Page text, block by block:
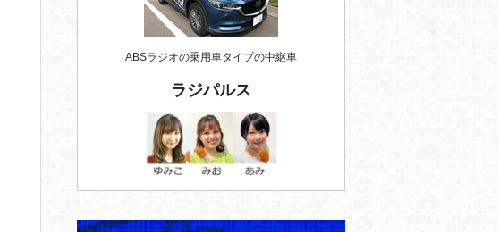
ABSラジオの乗用車タイプの中継車
ラジパルス